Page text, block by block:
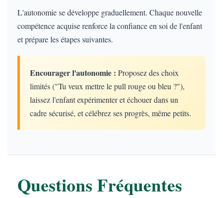
L'autonomie se développe graduellement. Chaque nouvelle
compétence acquise renforce la confiance en soi de l'enfant
et prépare les étapes suivantes.
Encourager l'autonomie : Proposez des choix
limités ("Tu veux mettre le pull rouge ou bleu ?"),
laissez l'enfant expérimenter et échouer dans un
cadre sécurisé, et célébrez ses progrès, même petits.
Questions Fréquentes